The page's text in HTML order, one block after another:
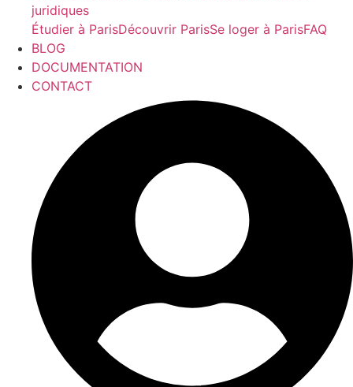
juridiques
Étudier à ParisDécouvrir ParisSe loger à ParisFAQ
BLOG
DOCUMENTATION
CONTACT